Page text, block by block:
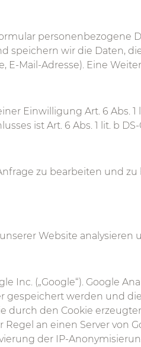
personenbezogene
speichern wir die Daten,
E-Mail-Adresse). Eine
Einwilligung Art. 6 Abs. 1
ist Art. 6 Abs. 1 lit. b
zu bearbeiten und
Website analysieren
Inc. („Google“). Google
gespeichert werden und
durch den Cookie
an einen Server von
der IP-